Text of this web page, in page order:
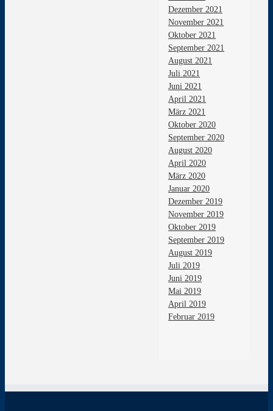
Dezember 2021
November 2021
Oktober 2021
September 2021
August 2021
Juli 2021
Juni 2021
April 2021
März 2021
Oktober 2020
September 2020
August 2020
April 2020
März 2020
Januar 2020
Dezember 2019
November 2019
Oktober 2019
September 2019
August 2019
Juli 2019
Juni 2019
Mai 2019
April 2019
Februar 2019